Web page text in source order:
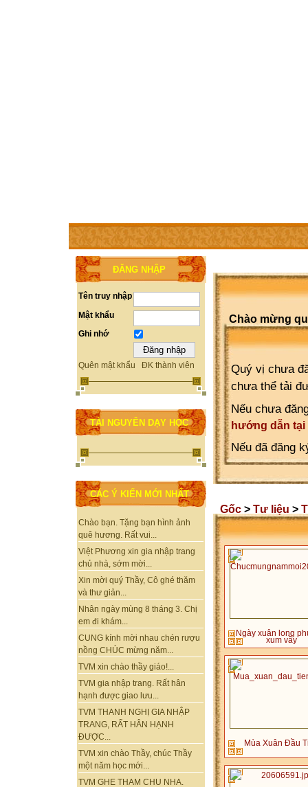
TRANG CHỦ THÀNH VIÊN TRỢ GIÚP WEBSITE
ĐĂNG NHẬP
Tên truy nhập
Mật khẩu
Ghi nhớ
Quên mật khẩu ĐK thành viên
TÀI NGUYÊN DẠY HỌC
CÁC Ý KIẾN MỚI NHẤT
Chào bạn. Tặng bạn hình ảnh
quê hương. Rất vui...
Việt Phương xin gia nhập trang
chủ nhà, sớm mời...
Xin mời quý Thầy, Cô ghé thăm
và thư giản...
Nhân ngày mùng 8 tháng 3. Chị
em đi khám...
CUNG kính mời nhau chén rượu
nồng CHÚC mừng năm...
TVM xin chào thầy giáo!...
TVM gia nhập trang. Rất hân
hạnh được giao lưu...
TVM THANH NGHỊ GIA NHẬP
TRANG, RẤT HÂN HẠNH
ĐƯỢC...
TVM xin chào Thầy, chúc Thầy
một năm học mới...
TVM GHE THAM CHU NHA.
Chào mừng
Quý vị chưa
chưa thể tải
Nếu chưa
hướng dẫn tại
Nếu đã đăng
Gốc > Tư liệu >
Ngày xuân long
xum vầy
Mùa Xuân Đầu